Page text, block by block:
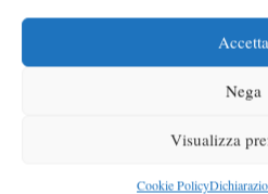
Accetta
Nega
Visualizza
Cookie Policy
Lancia Ypsilon Versus By